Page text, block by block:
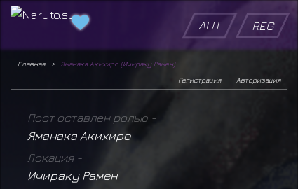
AUT REG
Главная
Яманака Акихиро (Ичираку Рамен)
Авторизация
Регистрация
Пост оставлен ролью -
Яманака Акихиро
Локация -
Ичираку Рамен